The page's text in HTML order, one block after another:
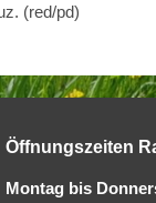
(red/pd)
Öffnungszeiten
Montag bis